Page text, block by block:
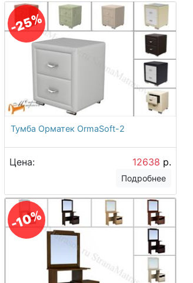
-25%
Тумба Орматек OrmaSoft-2
Цена: 12638 р.
Подробнее
-10%